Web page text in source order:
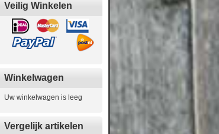
Veilig Winkelen
Winkelwagen
Uw winkelwagen is leeg
Vergelijk artikelen